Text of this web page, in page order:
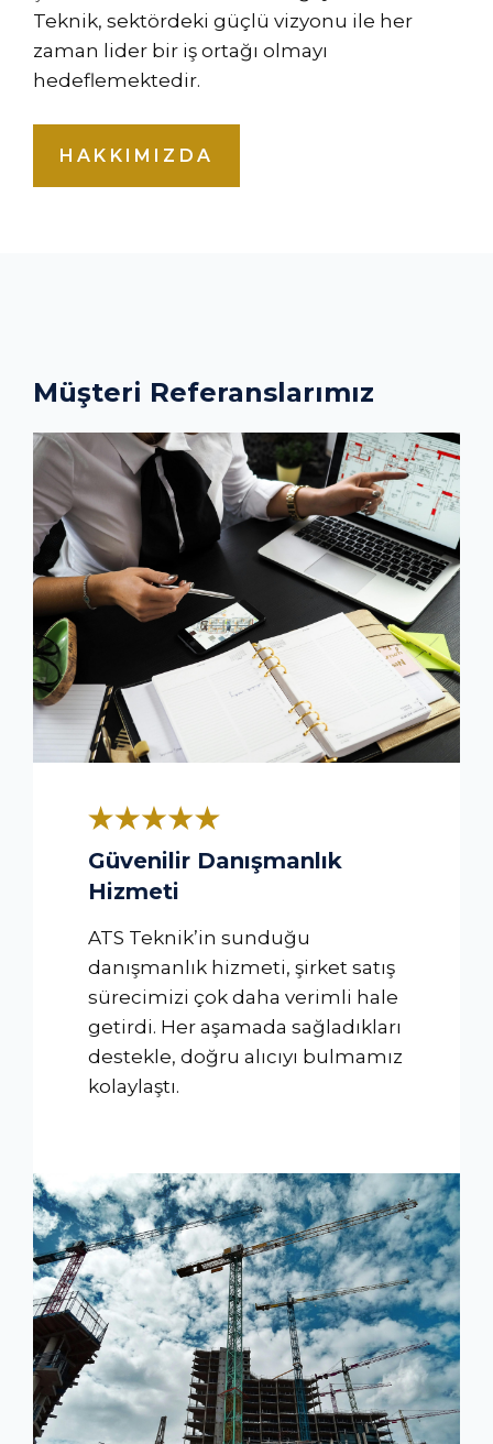
Teknik, sektördeki güçlü vizyonu ile her
zaman lider bir iş ortağı olmayı
hedeflemektedir.
HAKKIMIZDA
Müşteri Referanslarımız
Güvenilir Danışmanlık
Hizmeti
ATS Teknik’in sunduğu
danışmanlık hizmeti, şirket satış
sürecimizi çok daha verimli hale
getirdi. Her aşamada sağladıkları
destekle, doğru alıcıyı bulmamız
kolaylaştı.